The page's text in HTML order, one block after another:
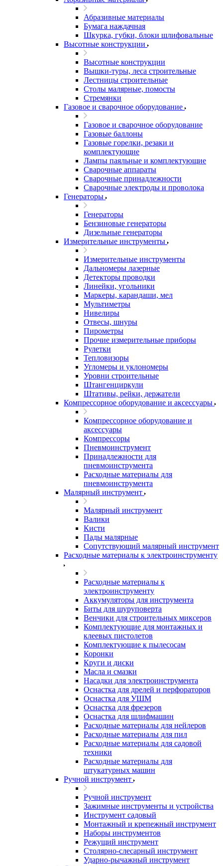
Абразивные материалы
Бумага наждачная
Шкурка, губки, блоки шлифовальные
Высотные конструкции
Высотные конструкции
Вышки-туры, леса строительные
Лестницы строительные
Столы малярные, помосты
Стремянки
Газовое и сварочное оборудование
Газовое и сварочное оборудование
Газовые баллоны
Газовые горелки, резаки и
комплектующие
Лампы паяльные и комплектующие
Сварочные аппараты
Сварочные принадлежности
Сварочные электроды и проволока
Генераторы
Генераторы
Бензиновые генераторы
Дизельные генераторы
Измерительные инструменты
Измерительные инструменты
Дальномеры лазерные
Детекторы проводки
Линейки, угольники
Маркеры, карандаши, мел
Мультиметры
Нивелиры
Отвесы, шнуры
Пирометры
Прочие измерительные приборы
Рулетки
Тепловизоры
Угломеры и уклономеры
Уровни строительные
Штангенциркули
Штативы, рейки, держатели
Компрессорное оборудование и аксессуары
Компрессорное оборудование и
аксессуары
Компрессоры
Пневмоинструмент
Принадлежности для
пневмоинструмента
Расходные материалы для
пневмоинструмента
Малярный инструмент
Малярный инструмент
Валики
Кисти
Пады малярные
Сопутствующий малярный инструмент
Расходные материалы к электроинструменту
Расходные материалы к
электроинструменту
Аккумуляторы для инструмента
Биты для шуруповерта
Венчики для строительных миксеров
Комплектующие для монтажных и
клеевых пистолетов
Комплектующие к пылесосам
Коронки
Круги и диски
Масла и смазки
Насадки для электроинструмента
Оснастка для дрелей и перфораторов
Оснастка для УШМ
Оснастка для фрезеров
Оснастка для шлифмашин
Расходные материалы для нейлеров
Расходные материалы для пил
Расходные материалы для садовой
техники
Расходные материалы для
штукатурных машин
Ручной инструмент
Ручной инструмент
Зажимные инструменты и устройства
Инструмент садовый
Монтажный и крепежный инструмент
Наборы инструментов
Режущий инструмент
Столярно-слесарный инструмент
Ударно-рычажный инструмент